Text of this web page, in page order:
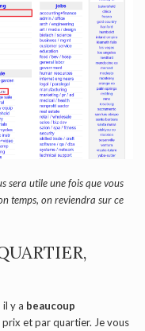
sera utile une fois que vous
temps, on reviendra sur ce
y a beaucoup
prix et par quartier. Je vous